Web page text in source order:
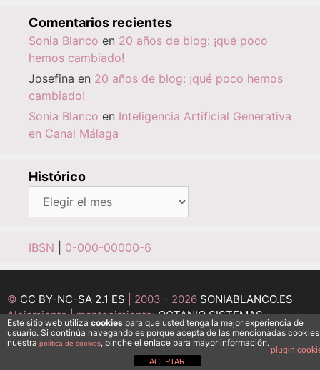
Comentarios recientes
Sonia Blanco en 20 años de blog: ¡qué poco
hemos cambiado!
Josefina en 20 años de blog: ¡qué poco hemos
cambiado!
Sonia Blanco en Inteligencia Artificial Generativa
en Canal Málaga
Histórico
Histórico
IBSN 0-000-00000-6
© CC BY-NC-SA 2.1 ES | 2003 - 2026 SONIABLANCO.ES
Alojamiento | mantenimiento:OCTANIO SISTEMAS
INFORMÁTICOS
Desarrollo:MEDI@ESFERA
Este sitio web utiliza cookies para que usted tenga la mejor experiencia de
usuario. Si continúa navegando es porque acepta de las mencionadas
nuestra política de cookies, pinche el enlace para mayor información.
plugin
ACEPTAR